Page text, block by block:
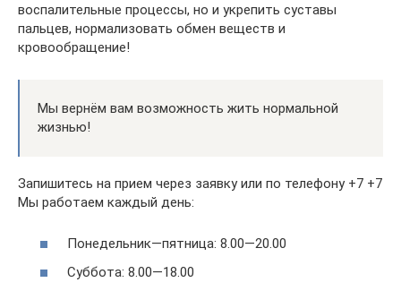
воспалительные процессы, но и укрепить суставы
пальцев, нормализовать обмен веществ и
кровообращение!
Мы вернём вам возможность жить нормальной
жизнью!
Запишитесь на прием через заявку или по телефону +7 +7
Мы работаем каждый день:
Понедельник—пятница: 8.00—20.00
Суббота: 8.00—18.00